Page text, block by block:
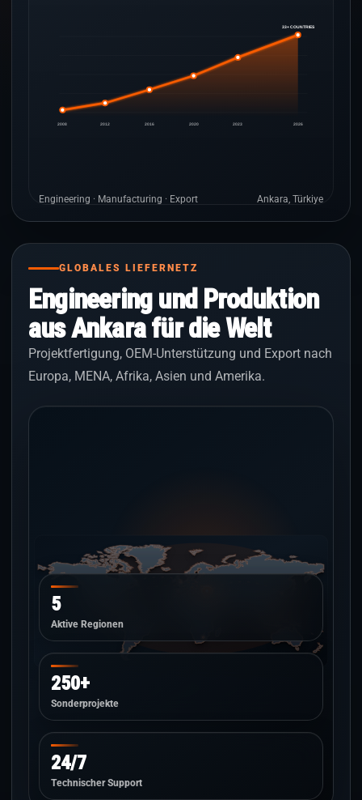
2008 2012 2016 2020 2023 2026
33+ COUNTRIES
Engineering · Manufacturing · Export Ankara, Türkiye
GLOBALES LIEFERNETZ
Engineering und Produktion
aus Ankara für die Welt
Projektfertigung, OEM-Unterstützung und Export nach
Europa, MENA, Afrika, Asien und Amerika.
5
Aktive Regionen
250+
Sonderprojekte
24/7
Technischer Support